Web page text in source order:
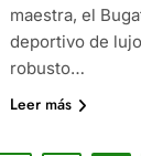
maestra, el
deportivo de
robusto…
Leer más